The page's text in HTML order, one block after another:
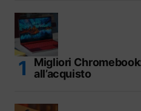
Migliori
all’acquisto